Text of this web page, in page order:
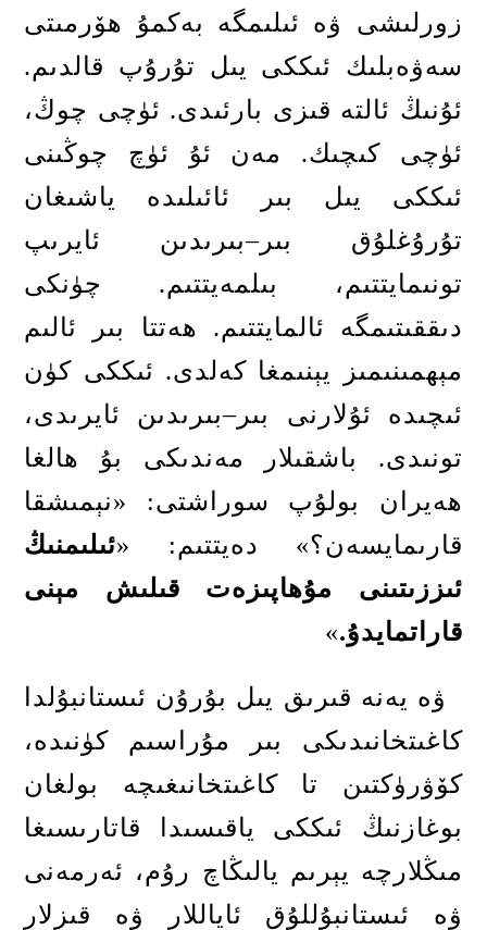
زورلىشى ۋە ئىلىمگە بەكمۇ ھۆرمىتى
سەۋەبلىك ئىككى يىل تۇرۇپ قالدىم.
ئۇنىڭ ئالتە قىزى بارئىدى. ئۈچى چوڭ،
ئۈچى كىچىك.
مەن ئۇ ئۈچ چوڭىنى
ئىككى يىل بىر ئائىلىدە ياشىغان
تۇرۇغلۇق بىر –بىرىدىن ئايرىپ
تونىمايتتىم، بىلمەيتتىم.
چۈنكى
دىققىتىمگە ئالمايتتىم. ھەتتا بىر ئالىم
مېھمىنىمىز يېنىمغا كەلدى. ئىككى كۈن
ئىچىدە ئۇلارنى بىر –بىرىدىن ئايرىدى،
تونىدى.
باشقىلار مەندىكى بۇ ھالغا
ھەيران بولۇپ سوراشتى: «نېمىشقا
قارىمايسەن؟» دەيتتىم: «ئىلىمنىڭ
ئىززىتىنى مۇھاپىزەت قىلىش مېنى
قاراتمايدۇ.
»
ۋە يەنە قىرىق يىل بۇرۇن ئىستانبۇلدا
كاغىتخانىدىكى بىر مۇراسىم كۈنىدە،
كۆۋرۈكتىن تا كاغىتخانىغىچە بولغان
بوغازنىڭ ئىككى ياقىسىدا قاتارىسىغا
مىڭلارچە يېرىم يالىڭاچ رۇم، ئەرمەنى
ۋە ئىستانبۇللۇق ئاياللار ۋە قىزلار